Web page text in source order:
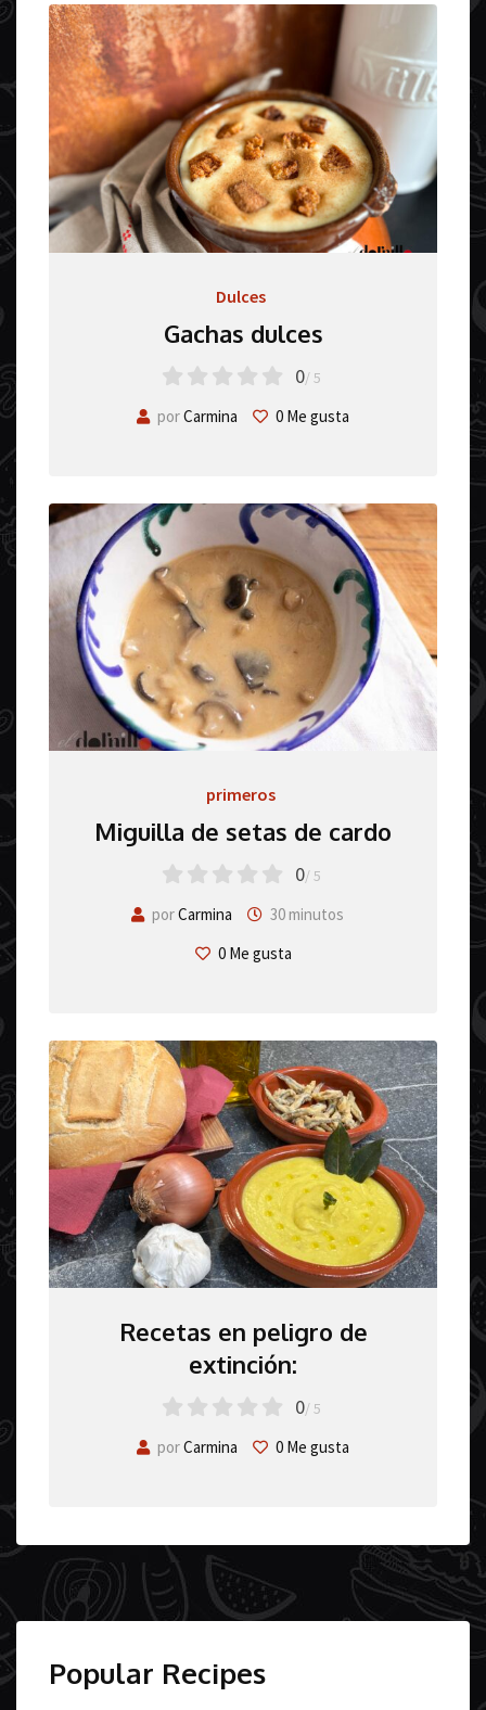
Dulces
Gachas dulces
0/ 5
porCarmina 0 Me gusta
primeros
Miguilla de setas de cardo
0/ 5
porCarmina
30 minutos
0Me gusta
Recetas en peligro de
extinción:
0/ 5
porCarmina 0 Me gusta
Popular Recipes